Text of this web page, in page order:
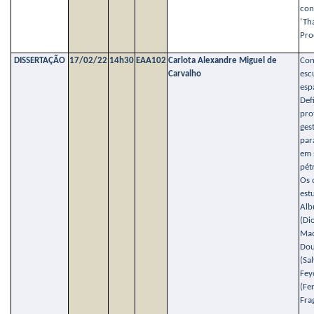
DISSERTAÇÃO 17/02/22 14h30 EAA102 Carlota Alexandre Miguel de
Carvalho
em
Os